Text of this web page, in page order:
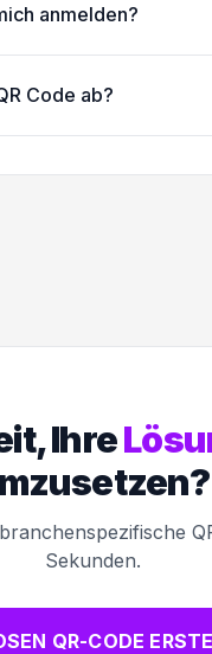
anmelden?
Code ab?
Ihre
Sekunden.
QR-CODE